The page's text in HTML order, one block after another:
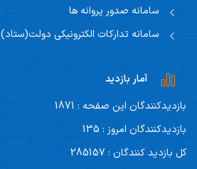
سامانه صدور پروانه ها
سامانه تدارکات الکترونیکی دولت(ستاد)
آمار بازدید
بازدیدکنندگان این صفحه : 1871
بازدیدکنندگان امروز : 135
کل بازدید کنندگان : 285157